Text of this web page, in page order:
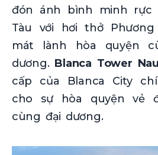
đón ánh bình minh rực
Tàu với hơi thở
mát lành hòa quyện
dương. Blanca Tower
cấp của Blanca City
cho sự hòa quyện vẻ
cùng đại dương.